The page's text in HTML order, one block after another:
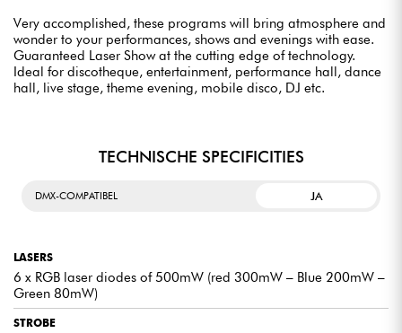
Very accomplished, these programs will bring atmosphere and
wonder to your performances, shows and evenings with ease.
Guaranteed Laser Show at the cutting edge of technology.
Ideal for discotheque, entertainment, performance hall, dance
hall, live stage, theme evening, mobile disco, DJ etc.
TECHNISCHE SPECIFICITIES
DMX-COMPATIBEL JA
LASERS
6 x RGB laser diodes of 500mW (red 300mW – Blue 200mW –
Green 80mW)
STROBE